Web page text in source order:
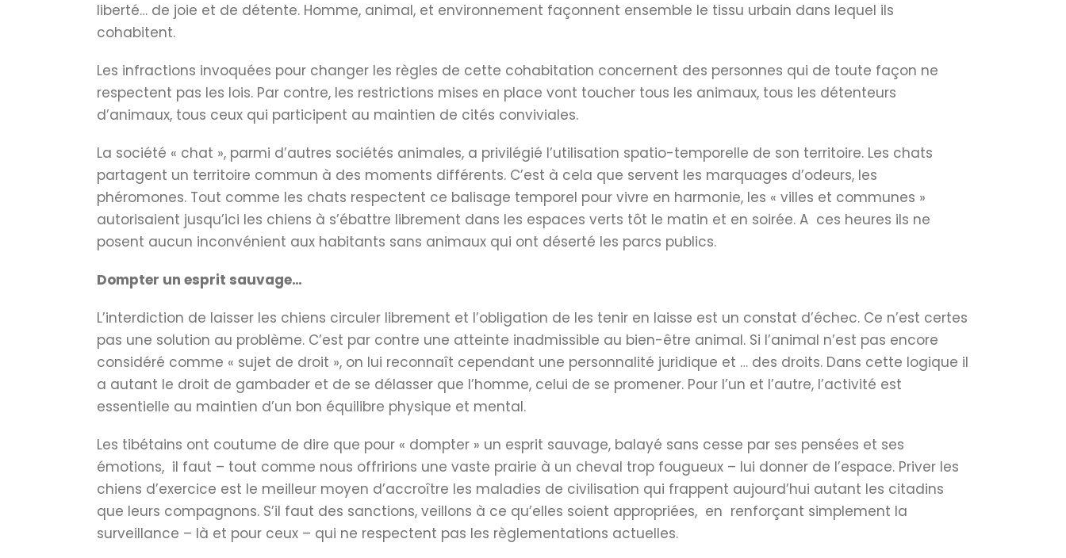
liberté… de joie et de détente. Homme, animal, et environnement façonnent ensemble le tissu urbain dans lequel ils
cohabitent.
Les infractions invoquées pour changer les règles de cette cohabitation concernent des personnes qui de toute façon ne
respectent pas les lois. Par contre, les restrictions mises en place vont toucher tous les animaux, tous les détenteurs
d’animaux, tous ceux qui participent au maintien de cités conviviales.
La société « chat », parmi d’autres sociétés animales, a privilégié l’utilisation spatio-temporelle de son territoire. Les chats
partagent un territoire commun à des moments différents. C’est à cela que servent les marquages d’odeurs, les
phéromones. Tout comme les chats respectent ce balisage temporel pour vivre en harmonie, les « villes et communes »
autorisaient jusqu’ici les chiens à s’ébattre librement dans les espaces verts tôt le matin et en soirée. A ces heures ils ne
posent aucun inconvénient aux habitants sans animaux qui ont déserté les parcs publics.
Dompter un esprit sauvage…
L’interdiction de laisser les chiens circuler librement et l’obligation de les tenir en laisse est un constat d’échec. Ce n’est certes
pas une solution au problème. C’est par contre une atteinte inadmissible au bien-être animal. Si l’animal n’est pas encore
considéré comme « sujet de droit », on lui reconnaît cependant une personnalité juridique et … des droits. Dans cette logique il
a autant le droit de gambader et de se délasser que l’homme, celui de se promener. Pour l’un et l’autre, l’activité est
essentielle au maintien d’un bon équilibre physique et mental.
Les tibétains ont coutume de dire que pour « dompter » un esprit sauvage, balayé sans cesse par ses pensées et ses
émotions, il faut – tout comme nous offririons une vaste prairie à un cheval trop fougueux – lui donner de l’espace. Priver les
chiens d’exercice est le meilleur moyen d’accroître les maladies de civilisation qui frappent aujourd’hui autant les citadins
que leurs compagnons. S’il faut des sanctions, veillons à ce qu’elles soient appropriées, en renforçant simplement la
surveillance – là et pour ceux – qui ne respectent pas les règlementations actuelles.